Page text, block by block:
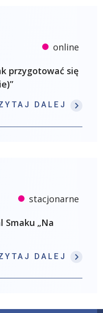
online
przygotować się
DALEJ :
stacjonarne
Smaku „Na
DALEJ : 21.